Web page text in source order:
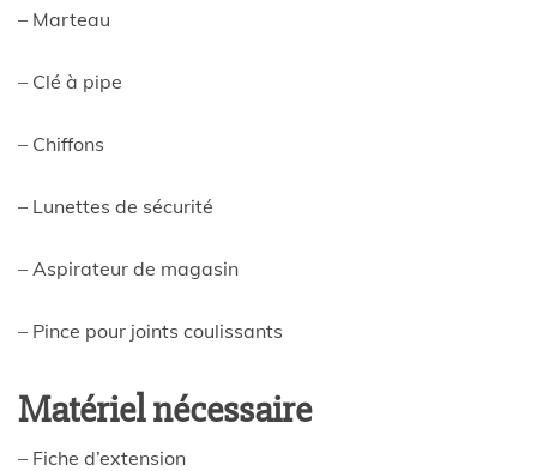
– Marteau
– Clé à pipe
– Chiffons
– Lunettes de sécurité
– Aspirateur de magasin
– Pince pour joints coulissants
Matériel nécessaire
– Fiche d’extension